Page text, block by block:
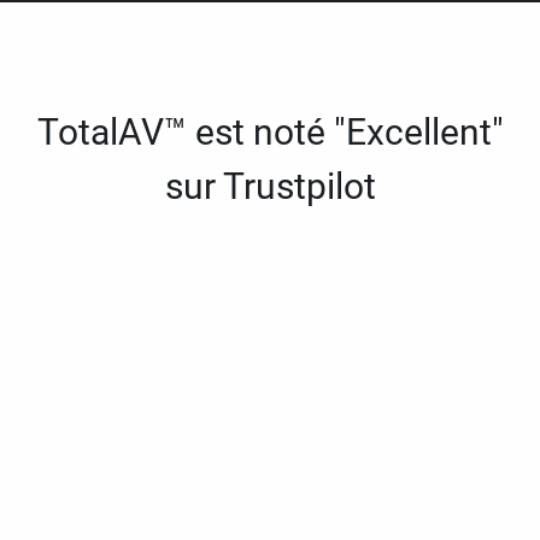
TotalAV™ est noté "Excellent"
sur Trustpilot